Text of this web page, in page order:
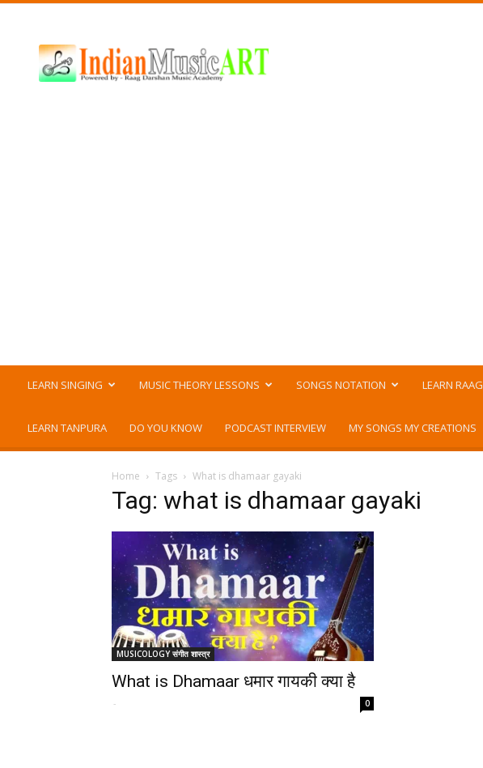
Music
ART
LEARN SINGING MUSIC THEORY LESSONS SONGS NOTATION LEARN RAAG
LEARN TANPURA DO YOU KNOW PODCAST INTERVIEW MY SONGS MY CREATIONS
Home Tags What is dhamaar gayaki
Tag: what is dhamaar gayaki
MUSICOLOGY संगीत शास्त्र
What is Dhamaar धमार गायकी क्या है
- 0